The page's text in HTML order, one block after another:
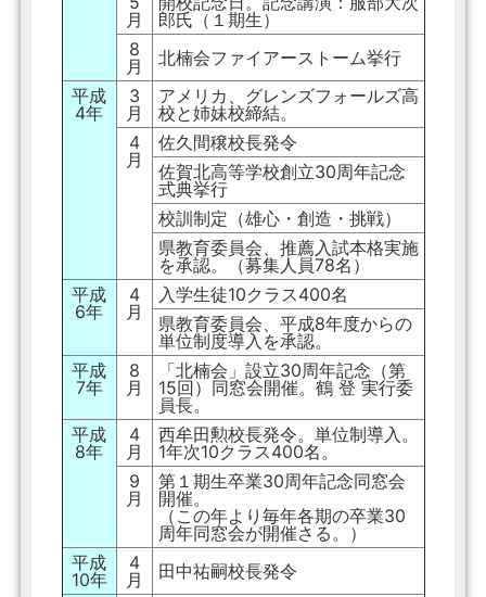
月
郎氏（１期生）
8
月
北楠会ファイアーストーム挙行
平成
4年
3
月
アメリカ、グレンズフォールズ高
校と姉妹校締結。
4
月
佐久間穣校長発令
佐賀北高等学校創立30周年記念
式典挙行
校訓制定（雄心・創造・挑戦）
県教育委員会、推薦入試本格実施
を承認。（募集人員78名）
平成
6年
4
月
入学生徒10クラス400名
県教育委員会、平成8年度からの
単位制度導入を承認。
平成
7年
8
月
「北楠会」設立30周年記念（第
15回）同窓会開催。鶴 登 実行委
員長。
平成
8年
4
月
西牟田勲校長発令。単位制導入。
1年次10クラス400名。
9
月
第１期生卒業30周年記念同窓会
開催。
（この年より毎年各期の卒業30
周年同窓会が開催さる。）
平成
10年
4
月
田中祐嗣校長発令